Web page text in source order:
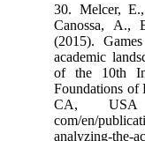
30. Melcer,
Canossa,
(2015).
academic
of the 10th
Foundations
CA, USA
com/en/
analyzing-the-